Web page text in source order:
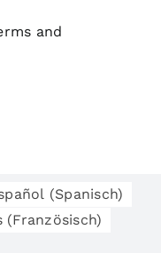
and
(Spanisch)
(Französisch)